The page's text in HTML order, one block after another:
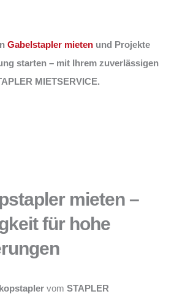
Gabelstapler mieten und Projekte
starten – mit Ihrem zuverlässigen
MIETSERVICE.
mieten –
für hohe
vom STAPLER